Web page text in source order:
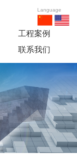
工程案例
联系我们
Language